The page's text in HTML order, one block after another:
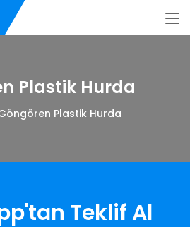
Plastik Hurda
Plastik Hurda
Teklif Al